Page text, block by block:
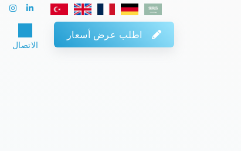
الاتصال
اطلب عرض أسعار